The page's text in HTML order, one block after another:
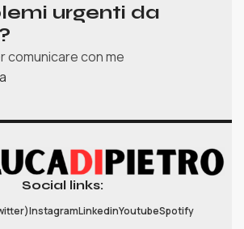
urgenti da
comunicare con me
Social links:
InstagramLinkedinYoutubeSpotify